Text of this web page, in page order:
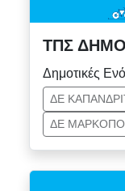
ΤΠΣ
Δημοτικές
ΔΕ
ΔΕ